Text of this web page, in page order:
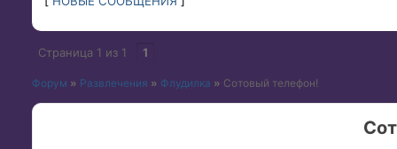
Страница 1 из 1 1
Форум » Развлечения » Флудилка » Сотовый телефон!